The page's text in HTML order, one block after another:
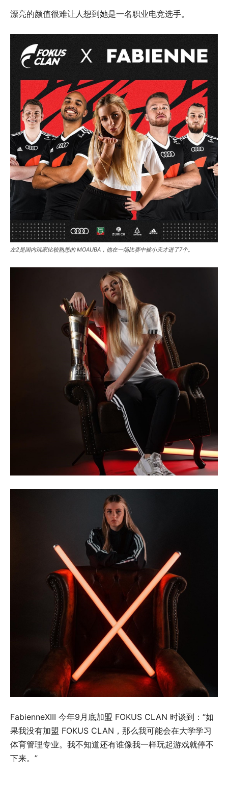
漂亮的颜值很难让人想到她是一名职业电竞选手。
左2是国内玩家比较熟悉的 MOAUBA，他在一场比赛中被小天才进了7个。
FabienneXIII 今年9月底加盟 FOKUS CLAN 时谈到：“如
果我没有加盟 FOKUS CLAN，那么我可能会在大学学习
体育管理专业。我不知道还有谁像我一样玩起游戏就停不
下来。”